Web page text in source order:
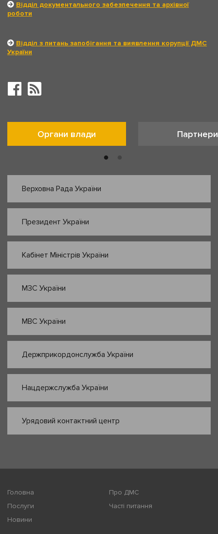
Відділ документального забезпечення та архівної
роботи
Відділ з питань запобігання та виявлення корупції ДМС
України
Органи влади Партнери
Верховна Рада України
Президент України
Кабінет Міністрів України
МЗС України
МВС України
Держприкордонслужба України
Нацдержслужба України
Урядовий контактний центр
Головна
Про ДМС
Послуги
Часті питання
Новини